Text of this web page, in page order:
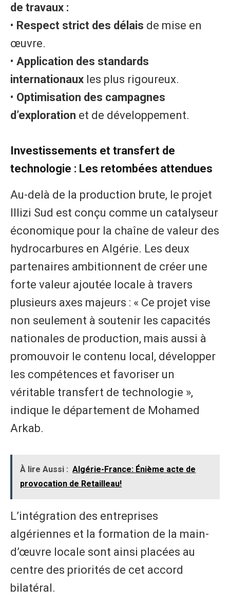
de travaux :
• ​ Respect strict des délais de mise en
œuvre.
• ​ Application des standards
internationaux les plus rigoureux.
• ​ Optimisation des campagnes
d’exploration et de développement.
Investissements et transfert de
technologie : Les retombées attendues
​Au-delà de la production brute, le projet
Illizi Sud est conçu comme un catalyseur
économique pour la chaîne de valeur des
hydrocarbures en Algérie. Les deux
partenaires ambitionnent de créer une
forte valeur ajoutée locale à travers
plusieurs axes majeurs : « Ce projet vise
non seulement à soutenir les capacités
nationales de production, mais aussi à
promouvoir le contenu local, développer
les compétences et favoriser un
véritable transfert de technologie »,
indique le département de Mohamed
Arkab.
À lire Aussi : Algérie-France: Énième acte de
provocation de Retailleau!
​L’intégration des entreprises
algériennes et la formation de la main-
d’œuvre locale sont ainsi placées au
centre des priorités de cet accord
bilatéral.